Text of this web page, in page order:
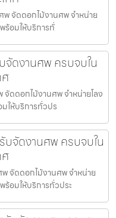
พ จัดดอกไม้งานศพ จำหน่าย
ร้อมให้บริการทั่
จัดงานศพ ครบจบใน
ดดอกไม้งานศพ จำหน่ายโลง
ให้บริการทั่วปร
บจัดงานศพ ครบจบใน
จัดดอกไม้งานศพ จำหน่าย
ร้อมให้บริการทั่วประ